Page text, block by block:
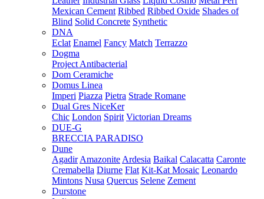
Mexican Cement Ribbed Ribbed Oxide Shades of
Blind Solid Concrete Synthetic
DNA
Eclat Enamel Fancy Match Terrazzo
Dogma
Project Antibacterial
Dom Ceramiche
Domus Linea
Imperi Piazza Pietra Strade Romane
Dual Gres NiceKer
Chic London Spirit Victorian Dreams
DUE-G
BRECCIA PARADISO
Dune
Agadir Amazonite Ardesia Baikal Calacatta Caronte
Cremabella Diurne Flat Kit-Kat Mosaic Leonardo
Mintons Nusa Quercus Selene Zement
Durstone